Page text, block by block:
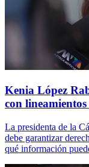
Kenia López
con
La presidenta de la
debe garantizar
qué información